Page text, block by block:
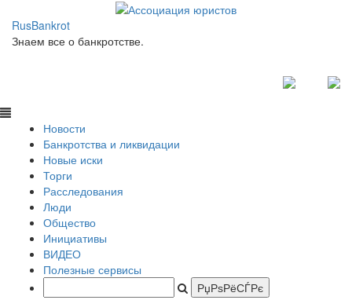
RusBankrot
Знаем все о банкротстве.
Новости
Банкротства и ликвидации
Новые иски
Торги
Расследования
Люди
Общество
Инициативы
ВИДЕО
Полезные сервисы